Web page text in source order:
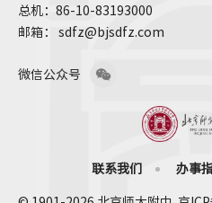
总机：86-10-83193000
邮箱： sdfz@bjsdfz.com
微信公众号
联系我们 办事